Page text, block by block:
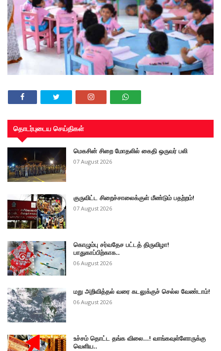
தொடர்புடைய செய்திகள்
மெகசின் சிறை மோதலில் கைதி ஒருவர் பலி
07 August 2026
குருவிட்ட சிறைச்சாலைக்குள் மீண்டும் பதற்றம்!
07 August 2026
கொழும்பு சர்வதேச பட்டத் திருவிழா!
பாதுகாப்பிற்காக..
06 August 2026
மறு அறிவித்தல் வரை கடலுக்குச் செல்ல வேண்டாம்!
06 August 2026
உச்சம் தொட்ட தங்க விலை...! வாங்கவுள்ளோருக்கு
வெளிய..